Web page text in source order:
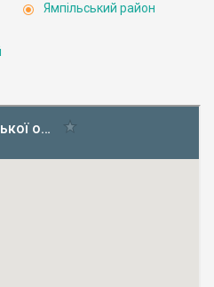
Ямпільський район